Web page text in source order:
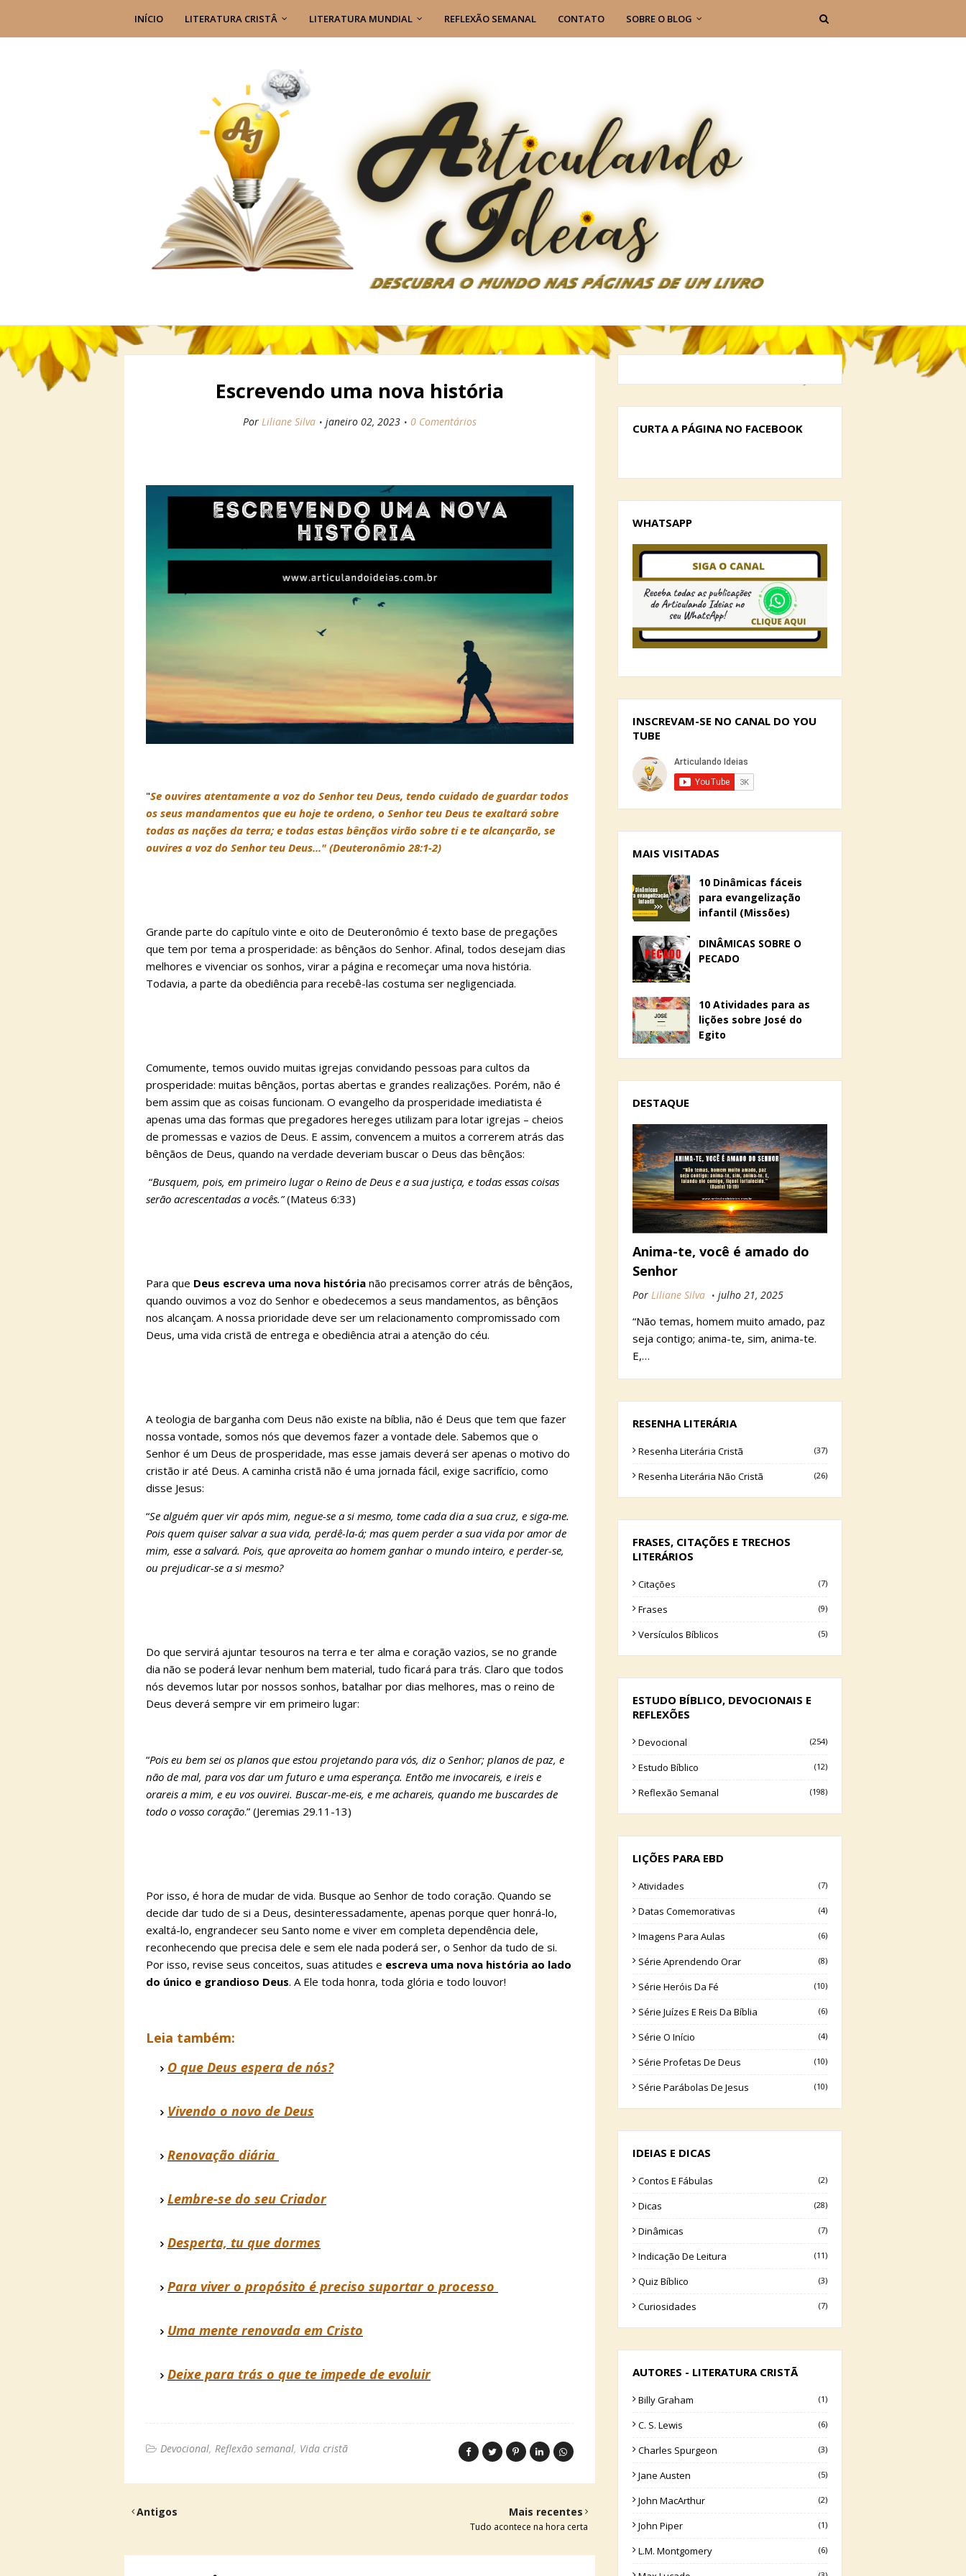
INÍCIO LITERATURA CRISTÂ LITERATURA MUNDIAL REFLEXÃO SEMANAL CONTATO SOBRE O BLOG
Escrevendo uma nova história
Por Liliane Silva janeiro 02, 2023 0 Comentários
"Se ouvires atentamente a voz do Senhor teu Deus, tendo cuidado de guardar todos
os seus mandamentos que eu hoje te ordeno, o Senhor teu Deus te exaltará sobre
todas as nações da terra; e todas estas bênçãos virão sobre ti e te alcançarão, se
ouvires a voz do Senhor teu Deus..." (Deuteronômio 28:1-2)
Grande parte do capítulo vinte e oito de Deuteronômio é texto base de pregações
que tem por tema a prosperidade: as bênçãos do Senhor. Afinal, todos desejam dias
melhores e vivenciar os sonhos, virar a página e recomeçar uma nova história.
Todavia, a parte da obediência para recebê-las costuma ser negligenciada.
Comumente, temos ouvido muitas igrejas convidando pessoas para cultos da
prosperidade: muitas bênçãos, portas abertas e grandes realizações. Porém, não é
bem assim que as coisas funcionam. O evangelho da prosperidade imediatista é
apenas uma das formas que pregadores hereges utilizam para lotar igrejas – cheios
de promessas e vazios de Deus. E assim, convencem a muitos a correrem atrás das
bênçãos de Deus, quando na verdade deveriam buscar o Deus das bênçãos:
“Busquem, pois, em primeiro lugar o Reino de Deus e a sua justiça, e todas essas coisas
serão acrescentadas a vocês.”(Mateus 6:33)
Para que Deus escreva uma nova história não precisamos correr atrás de bênçãos,
quando ouvimos a voz do Senhor e obedecemos a seus mandamentos, as bênçãos
nos alcançam. A nossa prioridade deve ser um relacionamento compromissado com
Deus, uma vida cristã de entrega e obediência atrai a atenção do céu.
A teologia de barganha com Deus não existe na bíblia, não é Deus que tem que fazer
nossa vontade, somos nós que devemos fazer a vontade dele. Sabemos que o
Senhor é um Deus de prosperidade, mas esse jamais deverá ser apenas o motivo do
cristão ir até Deus. A caminha cristã não é uma jornada fácil, exige sacrifício, como
disse Jesus:
“Se alguém quer vir após mim, negue-se a si mesmo, tome cada dia a sua cruz, e siga-me.
Pois quem quiser salvar a sua vida, perdê-la-á; mas quem perder a sua vida por amor de
mim, esse a salvará. Pois, que aproveita ao homem ganhar o mundo inteiro, e perder-se,
ou prejudicar-se a si mesmo?
Do que servirá ajuntar tesouros na terra e ter alma e coração vazios, se no grande
dia não se poderá levar nenhum bem material, tudo ficará para trás. Claro que todos
nós devemos lutar por nossos sonhos, batalhar por dias melhores, mas o reino de
Deus deverá sempre vir em primeiro lugar:
“Pois eu bem sei os planos que estou projetando para vós, diz o Senhor; planos de paz, e
não de mal, para vos dar um futuro e uma esperança. Então me invocareis, e ireis e
orareis a mim, e eu vos ouvirei. Buscar-me-eis, e me achareis, quando me buscardes de
todo o vosso coração.” (Jeremias 29.11-13)
Por isso, é hora de mudar de vida. Busque ao Senhor de todo coração. Quando se
decide dar tudo de si a Deus, desinteressadamente, apenas porque quer honrá-lo,
exaltá-lo, engrandecer seu Santo nome e viver em completa dependência dele,
reconhecendo que precisa dele e sem ele nada poderá ser, o Senhor da tudo de si.
Por isso, revise seus conceitos, suas atitudes e escreva uma nova história ao lado
do único e grandioso Deus. A Ele toda honra, toda glória e todo louvor!
Leia também:
O que Deus espera de nós?
Vivendo o novo de Deus
Renovação diária
Lembre-se do seu Criador
Desperta, tu que dormes
Para viver o propósito é preciso suportar o processo
Uma mente renovada em Cristo
Deixe para trás o que te impede de evoluir
Devocional Reflexão semanal Vida cristã
Mais recentes
Tudo acontece na hora certa
Antigos
CURTA A PÁGINA NO FACEBOOK
WHATSAPP
INSCREVAM-SE NO CANAL DO YOU
TUBE
MAIS VISITADAS
10 Dinâmicas fáceis
para evangelização
infantil (Missões)
DINÂMICAS SOBRE O
PECADO
10 Atividades para as
lições sobre José do
Egito
DESTAQUE
Anima-te, você é amado do
Senhor
Por Liliane Silva julho 21, 2025
“Não temas, homem muito amado, paz
seja contigo; anima-te, sim, anima-te.
E,…
RESENHA LITERÁRIA
Resenha Literária Cristã (37)
Resenha Literária Não Cristã (26)
FRASES, CITAÇÕES E TRECHOS
LITERÁRIOS
Citações (7)
Frases (9)
Versículos Bíblicos (5)
ESTUDO BÍBLICO, DEVOCIONAIS E
REFLEXÕES
Devocional (254)
Estudo Bíblico (12)
Reflexão Semanal (198)
LIÇÕES PARA EBD
Atividades (7)
Datas Comemorativas (4)
Imagens Para Aulas (6)
Série Aprendendo Orar (8)
Série Heróis Da Fé (10)
Série Juízes E Reis Da Bíblia (6)
Série O Início (4)
Série Profetas De Deus (10)
Série Parábolas De Jesus (10)
IDEIAS E DICAS
Contos E Fábulas (2)
Dicas (28)
Dinâmicas (7)
Indicação De Leitura (11)
Quiz Bíblico (3)
Curiosidades (7)
AUTORES - LITERATURA CRISTÃ
Billy Graham (1)
C. S. Lewis (6)
Charles Spurgeon (3)
Jane Austen (5)
John MacArthur (2)
John Piper (1)
L.M. Montgomery (6)